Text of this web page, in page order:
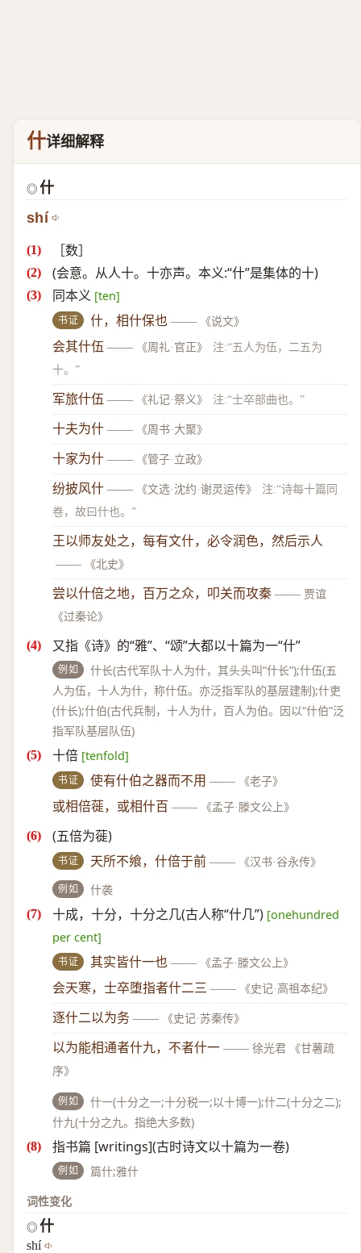
什详细解释
◎ 什
shí
［数］
(会意。从人十。十亦声。本义:“什”是集体的十)
同本义 [ten]
书证 什，相什保也 —— 《说文》
会其什伍 —— 《周礼·官正》
注:“五人为伍，二五为
十。”
军旅什伍 —— 《礼记·祭义》 注:“士卒部曲也。”
十夫为什 —— 《周书·大聚》
十家为什 —— 《管子·立政》
纷披风什 —— 《文选·沈约·谢灵运传》
注:“诗每十篇同
卷，故曰什也。”
王以师友处之，每有文什，必令润色，然后示人
——
《北史》
尝以什倍之地，百万之众，叩关而攻秦 —— 贾谊
《过秦论》
又指《诗》的“雅”、“颂”大都以十篇为一“什”
例如
什长(古代军队十人为什，其头头叫“什长”);什伍(五
人为伍，十人为什，称什伍。亦泛指军队的基层建制);什吏
(什长);什伯(古代兵制，十人为什，百人为伯。因以“什伯”泛
指军队基层队伍)
十倍 [tenfold]
书证 使有什伯之器而不用 —— 《老子》
或相倍蓰，或相什百 —— 《孟子·滕文公上》
(五倍为蓰)
书证 天所不飨，什倍于前 —— 《汉书·谷永传》
例如 什袭
十成，十分，十分之几(古人称“什几”) [onehundred
per cent]
书证 其实皆什一也 —— 《孟子·滕文公上》
会天寒，士卒堕指者什二三 —— 《史记·高祖本纪》
逐什二以为务 —— 《史记·苏秦传》
以为能相通者什九，不者什一 —— 徐光君 《甘薯疏
序》
例如
什一(十分之一;十分税一;以十博一);什二(十分之二);
什九(十分之九。指绝大多数)
指书篇 [writings](古时诗文以十篇为一卷)
例如
篇什;雅什
词性变化
◎ 什
shí